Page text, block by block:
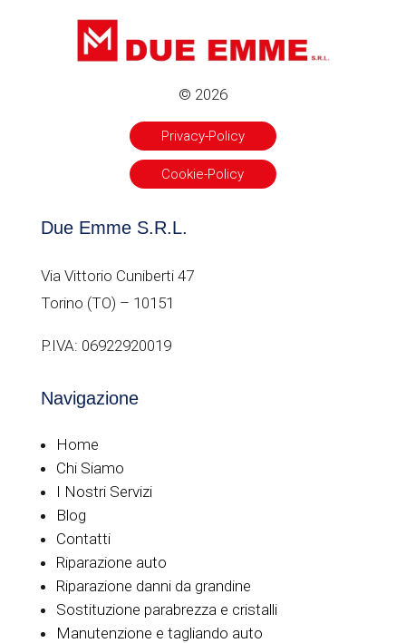
© 2026
Privacy-Policy
Cookie-Policy
Due Emme S.R.L.
Via Vittorio Cuniberti 47
Torino (TO) – 10151
P.IVA: 06922920019
Navigazione
Home
Chi Siamo
I Nostri Servizi
Blog
Contatti
Riparazione auto
Riparazione danni da grandine
Sostituzione parabrezza e cristalli
Manutenzione e tagliando auto